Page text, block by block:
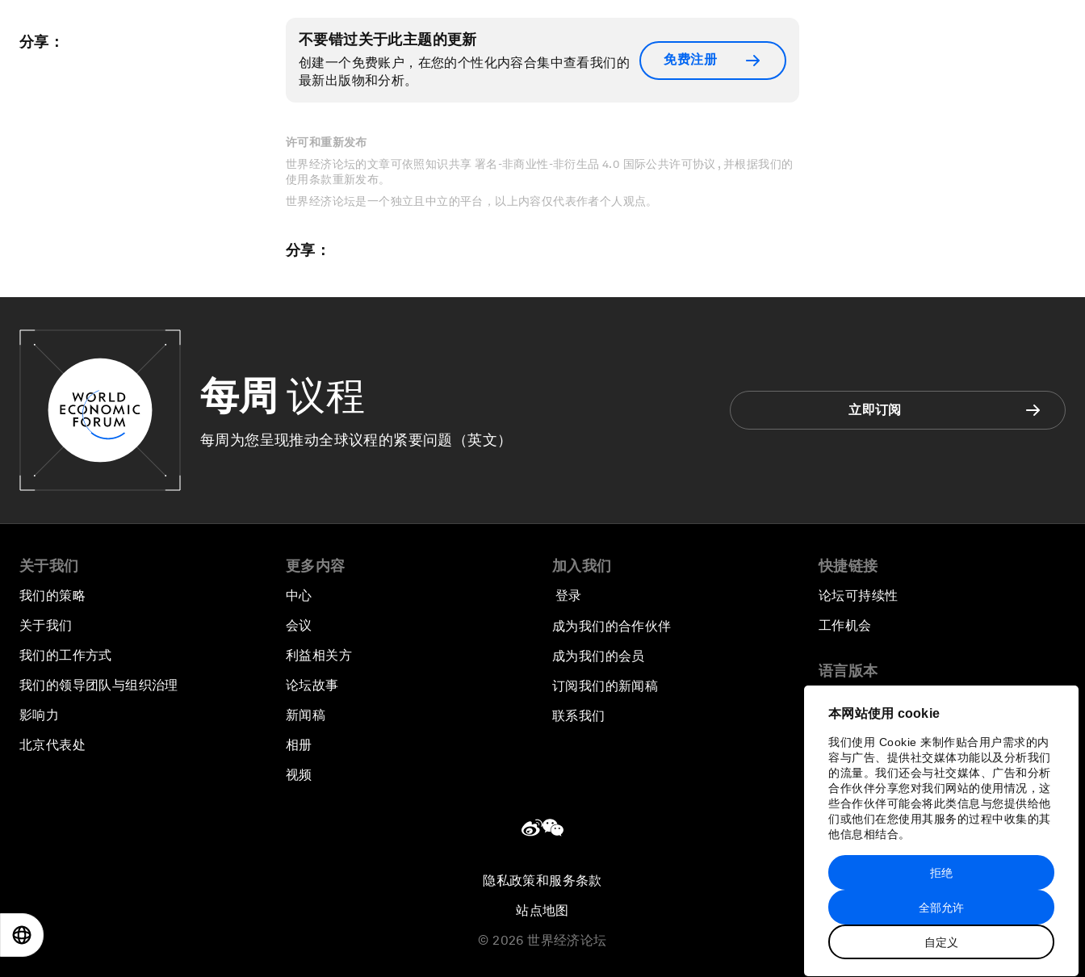
本网站使用 cookie
我们使用 Cookie 来制作贴合用户需求的内
容与广告、提供社交媒体功能以及分析我们
的流量。我们还会与社交媒体、广告和分析
合作伙伴分享您对我们网站的使用情况，这
些合作伙伴可能会将此类信息与您提供给他
们或他们在您使用其服务的过程中收集的其
他信息相结合。
全部允许
自定义
拒绝
分享： 不要错过关于此主题的更新
创建一个免费账户，在您的个性化内容合集中查看我们的
最新出版物和分析。
免费注册
许可和重新发布
世界经济论坛的文章可依照知识共享 署名-非商业性-非衍生品 4.0 国际公共许可协议 , 并根据我们的
使用条款重新发布。
世界经济论坛是一个独立且中立的平台，以上内容仅代表作者个人观点。
分享：
每周 议程
每周为您呈现推动全球议程的紧要问题（英文）
立即订阅
关于我们
我们的策略
关于我们
我们的工作方式
我们的领导团队与组织治理
影响力
北京代表处
更多内容
中心
会议
利益相关方
论坛故事
新闻稿
相册
视频
加入我们
登录
成为我们的合作伙伴
成为我们的会员
订阅我们的新闻稿
联系我们
快捷链接
论坛可持续性
工作机会
语言版本
隐私政策和服务条款
站点地图
© 2026 世界经济论坛